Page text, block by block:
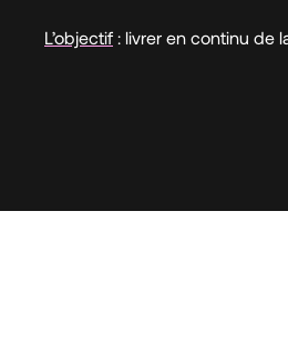
L’objectif : livrer en continu de